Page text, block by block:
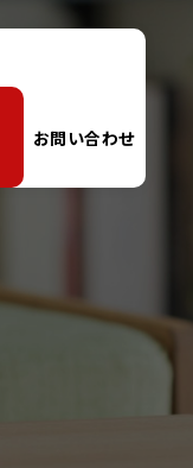
お問い合わせ